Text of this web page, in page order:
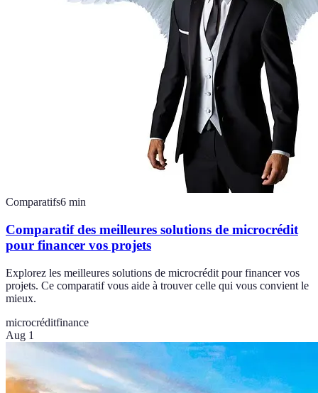
Comparatifs6 min
Comparatif des meilleures solutions de microcrédit
pour financer vos projets
Explorez les meilleures solutions de microcrédit pour financer vos
projets. Ce comparatif vous aide à trouver celle qui vous convient le
mieux.
microcréditfinance
Aug 1